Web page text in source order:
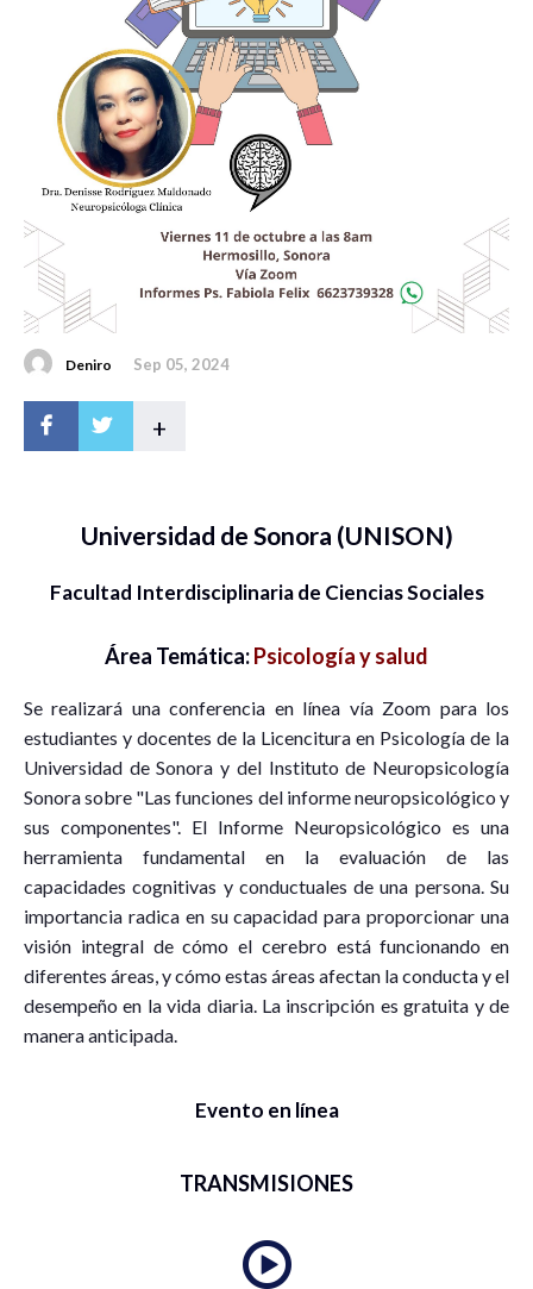
Deniro Sep 05, 2024
+
Universidad de Sonora (UNISON)
Facultad Interdisciplinaria de Ciencias Sociales
Área Temática:Psicología y salud
Se realizará una conferencia en línea vía Zoom para los
estudiantes y docentes de la Licencitura en Psicología de la
Universidad de Sonora y del Instituto de Neuropsicología
Sonora sobre "Las funciones del informe neuropsicológico y
sus componentes". El Informe Neuropsicológico es una
herramienta fundamental en la evaluación de las
capacidades cognitivas y conductuales de una persona. Su
importancia radica en su capacidad para proporcionar una
visión integral de cómo el cerebro está funcionando en
diferentes áreas, y cómo estas áreas afectan la conducta y el
desempeño en la vida diaria. La inscripción es gratuita y de
manera anticipada.
Evento en línea
TRANSMISIONES